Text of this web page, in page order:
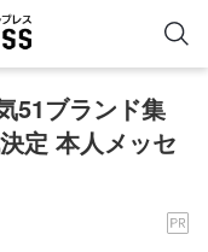
51ブランド集
定 本人メッセ